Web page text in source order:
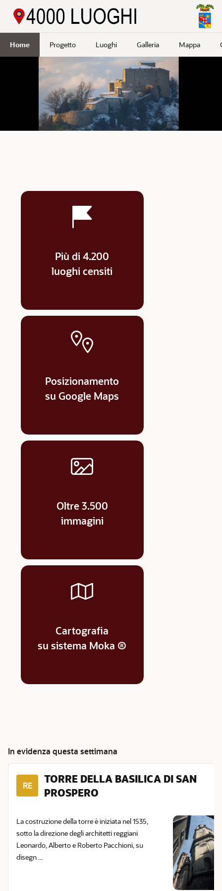
Home Progetto Luoghi Galleria Mappa
Più di 4.200
luoghi censiti
Posizionamento
su Google Maps
Oltre 3.500
immagini
Cartografia
su sistema Moka ®
In evidenza questa settimana
RE
TORRE DELLA BASILICA DI SAN
PROSPERO
La costruzione della torre è iniziata nel 1535,
sotto la direzione degli architetti reggiani
Leonardo, Alberto e Roberto Pacchioni, su
disegn ...